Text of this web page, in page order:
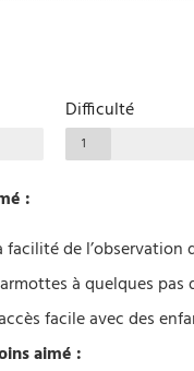
Difficulté
1
:
facilité de l’observation
à quelques pas
facile avec des
aimé :